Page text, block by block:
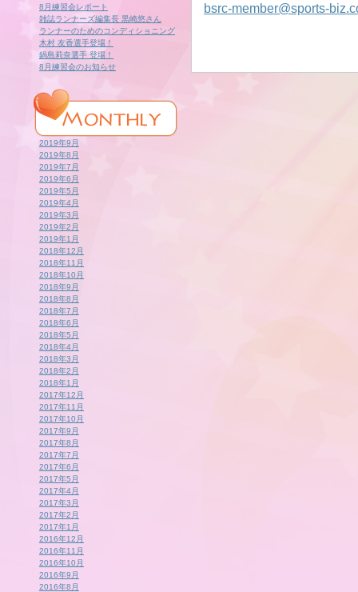
8月練習会レポート
雑誌ランナーズ編集長 黒崎悠さん
ランナーのためのコンディショニング
木村 友香選手登場！
鍋島莉奈選手 登場！
8月練習会のお知らせ
2019年9月
2019年8月
2019年7月
2019年6月
2019年5月
2019年4月
2019年3月
2019年2月
2019年1月
2018年12月
2018年11月
2018年10月
2018年9月
2018年8月
2018年7月
2018年6月
2018年5月
2018年4月
2018年3月
2018年2月
2018年1月
2017年12月
2017年11月
2017年10月
2017年9月
2017年8月
2017年7月
2017年6月
2017年5月
2017年4月
2017年3月
2017年2月
2017年1月
2016年12月
2016年11月
2016年10月
2016年9月
2016年8月
bsrc-member@sports-